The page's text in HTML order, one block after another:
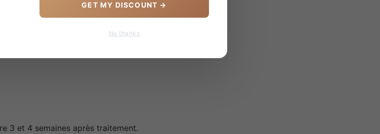
3 et 4 semaines après traitement.
GET MY DISCOUNT →
No thanks